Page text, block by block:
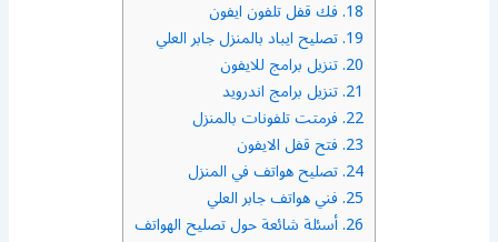
18. فك قفل تلفون ايفون
19. تصليح ايباد بالمنزل جابر العلي
20. تنزيل برامج للايفون
21. تنزيل برامج اندرويد
22. فرمتت تلفونات بالمنزل
23. فتح قفل الايفون
24. تصليح هواتف في المنزل
25. فني هواتف جابر العلي
26. أسئلة شائعة حول تصليح الهواتف